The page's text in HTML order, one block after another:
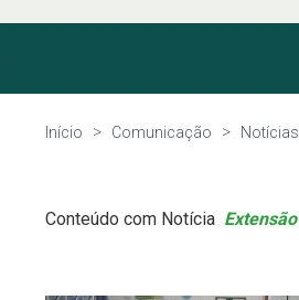
Início Comunicação Notícias
Conteúdo com Notícia Extensão